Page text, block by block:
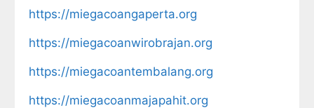
https://miegacoangaperta.org
https://miegacoanwirobrajan.org
https://miegacoantembalang.org
https://miegacoanmajapahit.org